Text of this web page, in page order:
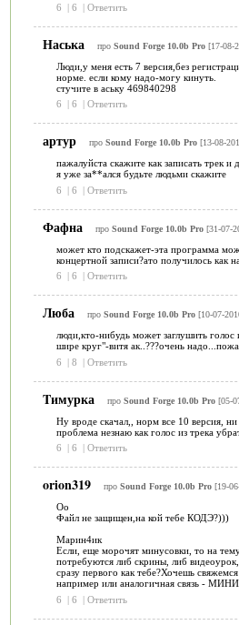
6
| 6 | Ответить
Наська про Sound Forge 10.0b Pro[17-08-
Люди,у меня есть 7 версия,без
норме. если кому надо-могу кинуть.
стучите в аську 469840298
6
| 6 | Ответить
артур про Sound Forge 10.0b Pro[13-08-
пажалуйста скажите как записать трек и
я уже за**ался будьте людьми скажите
6
| 6 | Ответить
Фафна про Sound Forge 10.0b Pro[31-07-
может кто подскажет-эта программа
концертной записи?ато получилось как
6
| 6 | Ответить
Люба про Sound Forge 10.0b Pro[10-07-
люди,кто-нибудь может заглушить голос
шире круг"-витя ак..???очень
6
| 8 | Ответить
Tимурка про Sound Forge 10.0b Pro[05-
Ну вроде скачал,, норм все 10 версия, ни
проблема незнаю как голос из трека
6
| 6 | Ответить
orion319 про Sound Forge 10.0b Pro[19-
Oo
Файл не защищен,на кой тебе КОДЭ?)))
Марин4ик
Если, еще морочят минусовки, то на
потребуются либ скрины, либ
сразу первого как тебе?Хочешь
например или аналогичная связь -
6
| 6 | Ответить